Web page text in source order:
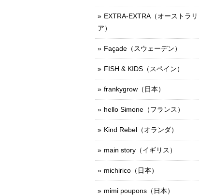
EXTRA-EXTRA（オーストラリ
ア）
Façade（スウェーデン）
FISH & KIDS（スペイン）
frankygrow（日本）
hello Simone（フランス）
Kind Rebel（オランダ）
main story（イギリス）
michirico（日本）
mimi poupons（日本）